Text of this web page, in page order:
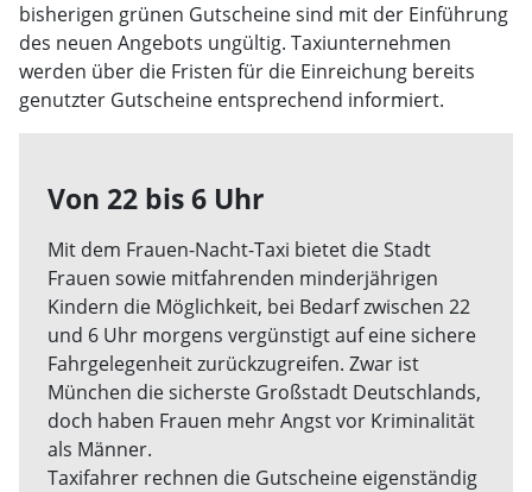
bisherigen grünen Gutscheine sind mit der Einführung
des neuen Angebots ungültig. Taxiunternehmen
werden über die Fristen für die Einreichung bereits
genutzter Gutscheine entsprechend informiert.
Von 22 bis 6 Uhr
Mit dem Frauen-Nacht-Taxi bietet die Stadt
Frauen sowie mitfahrenden minderjährigen
Kindern die Möglichkeit, bei Bedarf zwischen 22
und 6 Uhr morgens vergünstigt auf eine sichere
Fahrgelegenheit zurückzugreifen. Zwar ist
München die sicherste Großstadt Deutschlands,
doch haben Frauen mehr Angst vor Kriminalität
als Männer.
Taxifahrer rechnen die Gutscheine eigenständig